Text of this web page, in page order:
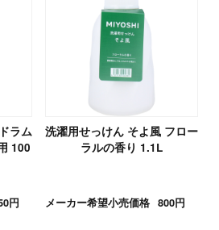
ラム
100
円
洗濯用せっけん そよ風 フロー
ラルの香り 1.1L
メーカー希望小売価格 800円